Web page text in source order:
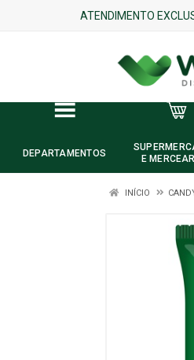
ATENDIMENTO
DEPARTAMENTOS
E
INÍCIO